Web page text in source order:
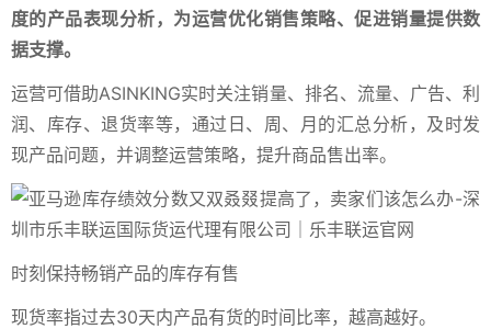
度的产品表现分析，为运营优化销售策略、促进销量提供数
据支撑。
运营可借助ASINKING实时关注销量、排名、流量、广告、利
润、库存、退货率等，通过日、周、月的汇总分析，及时发
现产品问题，并调整运营策略，提升商品售出率。
时刻保持畅销产品的库存有售
现货率指过去30天内产品有货的时间比率，越高越好。